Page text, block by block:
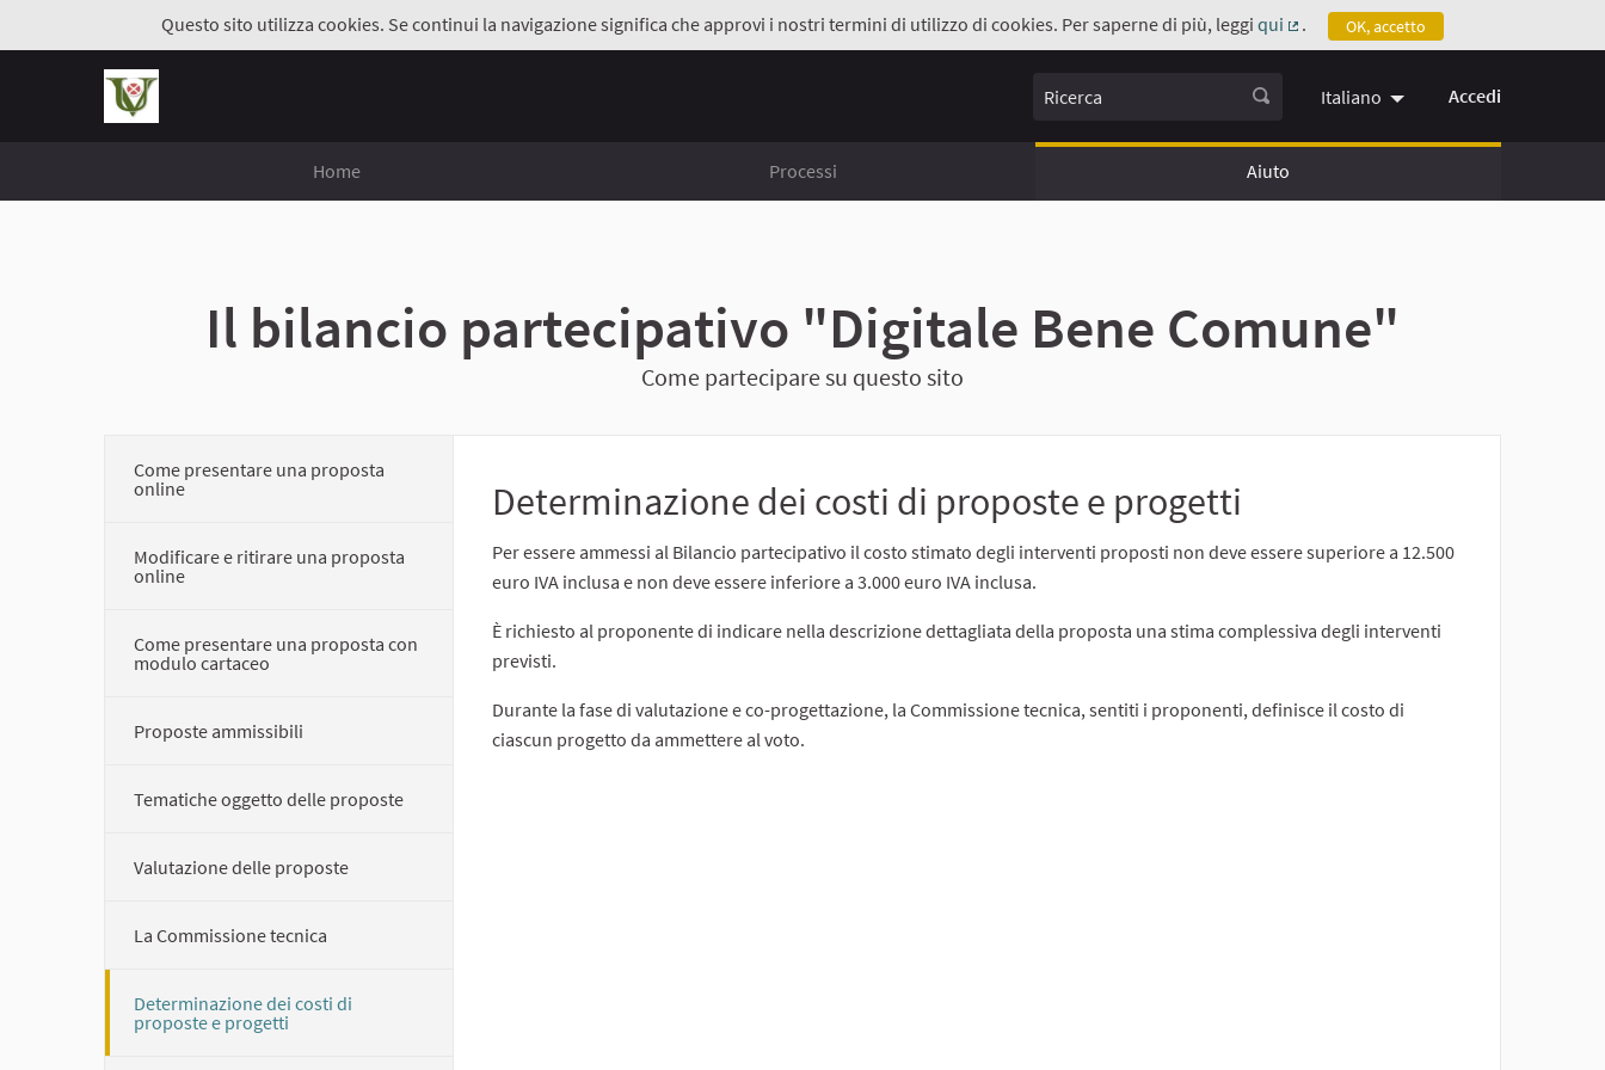
Questo sito utilizza cookies. Se continui la navigazione significa che approvi i nostri termini di utilizzo di cookies. Per saperne di più, leggi qui
(Collegamento esterno)
. OK, accetto
Ricerca Italiano Accedi
Home Processi Aiuto
Il bilancio partecipativo "Digitale Bene Comune"
Come partecipare su questo sito
Come presentare una proposta
online
Modificare e ritirare una proposta
online
Come presentare una proposta con
modulo cartaceo
Proposte ammissibili
Tematiche oggetto delle proposte
Valutazione delle proposte
La Commissione tecnica
Determinazione dei costi di
proposte e progetti
Determinazione dei costi di proposte e progetti
Per essere ammessi al Bilancio partecipativo il costo stimato degli interventi proposti non deve essere superiore a 12.500
euro IVA inclusa e non deve essere inferiore a 3.000 euro IVA inclusa.
È richiesto al proponente di indicare nella descrizione dettagliata della proposta una stima complessiva degli interventi
previsti.
Durante la fase di valutazione e co-progettazione, la Commissione tecnica, sentiti i proponenti, definisce il costo di
ciascun progetto da ammettere al voto.